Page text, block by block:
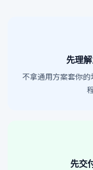
先理
不拿通用方案套你
先交